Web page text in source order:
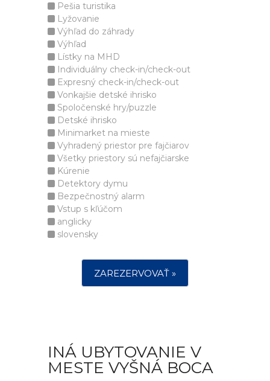
Pešia turistika
Lyžovanie
Výhľad do záhrady
Výhľad
Lístky na MHD
Individuálny check-in/check-out
Expresný check-in/check-out
Vonkajšie detské ihrisko
Spoločenské hry/puzzle
Detské ihrisko
Minimarket na mieste
Vyhradený priestor pre fajčiarov
Všetky priestory sú nefajčiarske
Kúrenie
Detektory dymu
Bezpečnostný alarm
Vstup s kľúčom
anglicky
slovensky
ZAREZERVOVAŤ »
INÁ UBYTOVANIE V
MESTE VYŠNÁ BOCA